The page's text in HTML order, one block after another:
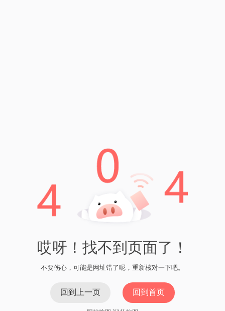
哎呀！找不到页面了！
不要伤心，可能是网址错了呢，重新核对一下吧。
回到上一页 回到首页